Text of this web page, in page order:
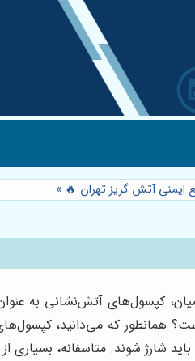
ایمنی آتش گریز تهران 🔥 »
کپسول‌های آتش‌نشانی به
همانطور که می‌دانید،
شوند. متاسفانه، بسیاری از